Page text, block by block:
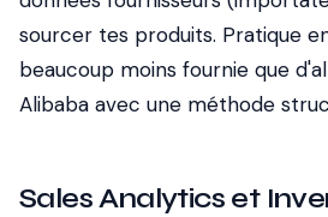
sourcer tes produits. Pratique
beaucoup moins fournie que
Alibaba avec une méthode
Sales Analytics et